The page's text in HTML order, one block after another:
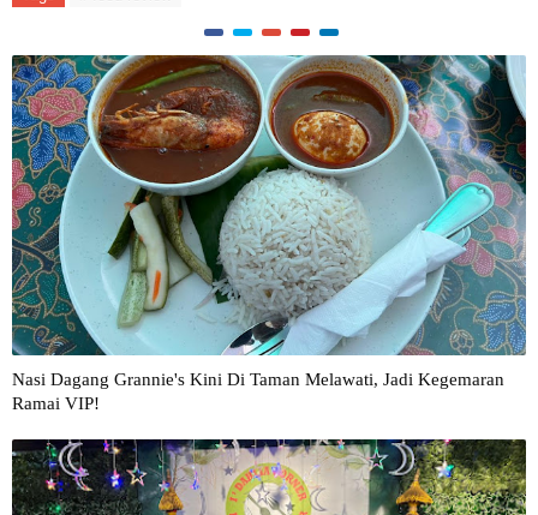
Nasi Dagang Grannie's Kini Di Taman Melawati, Jadi Kegemaran
Ramai VIP!